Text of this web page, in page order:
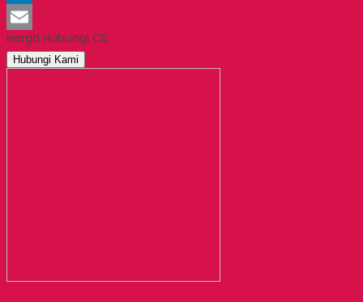
LinkedIn
Email
Harga Hubungi CS
Hubungi Kami